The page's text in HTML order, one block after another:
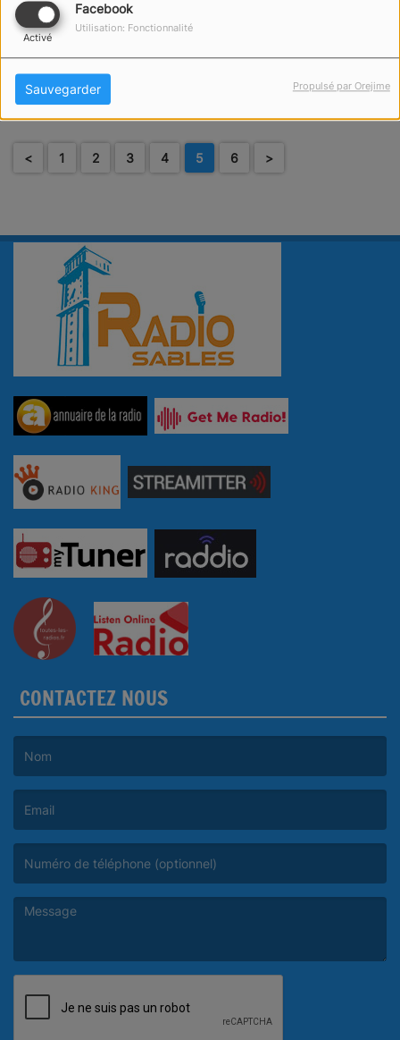
Facebook
Activé
Utilisation: Fonctionnalité
Sauvegarder Propulsé par Orejime
FILM MON DOUBLE
< 1 2 3 4 5 6 >
CONTACTEZ NOUS